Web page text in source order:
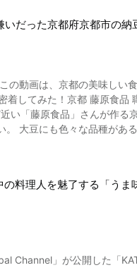
三郎が初めて東京に伊賀牛
販売されてい
ー焼き、網焼き、しゃぶ
画の2:28よりたっぷりとタ
ランクの霜降り肉3枚と
賀牛の動画をご覧になれ
だった京都府京都市の
動画は、京都の美味しい
着してみた！京都 藤原食
「藤原食品」さんが作る
大豆
豆はスッと歯が通るほど
シピが多く公開されています。 甘
てみるのも楽しいかもし
す。一般的な大豆を使っ
」など数種類の納豆があり、
料理人を魅了する「う